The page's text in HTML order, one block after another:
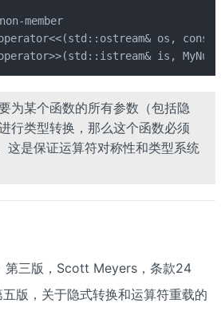
member
os, const
is,
为某个函数的所有参数（包括隐
行类型转换，那么这个函数必须
是保证运算符对称性和类型系统
第三版，Scott Meyers，条款24
版，关于隐式转换和运算符重载的